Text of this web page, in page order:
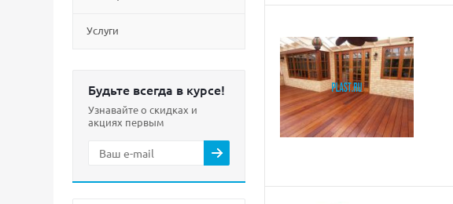
Услуги
Будьте всегда в курсе!
Узнавайте о скидках и
акциях первым